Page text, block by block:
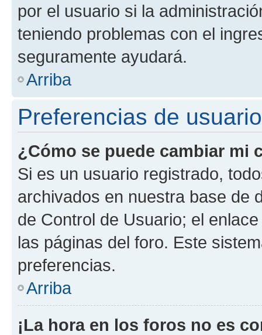
por el usuario si la
teniendo problemas con el
seguramente ayudará.
Arriba
Preferencias de
¿Cómo se puede cambiar mi
Si es un usuario registrado,
archivados en nuestra base de
de Control de Usuario; el
las páginas del foro. Este
preferencias.
Arriba
¡La hora en los foros no es